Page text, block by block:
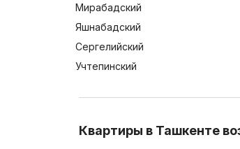
Мирабадский
Яшнабадский
Сергелийский
Учтепинский
Квартиры в Ташкенте